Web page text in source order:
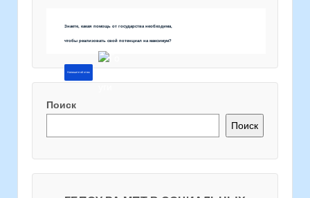
Знаете, какая помощь от государства необходима,
чтобы реализовать свой потенциал на максимум?
Напишите об этом
Поиск
Поиск